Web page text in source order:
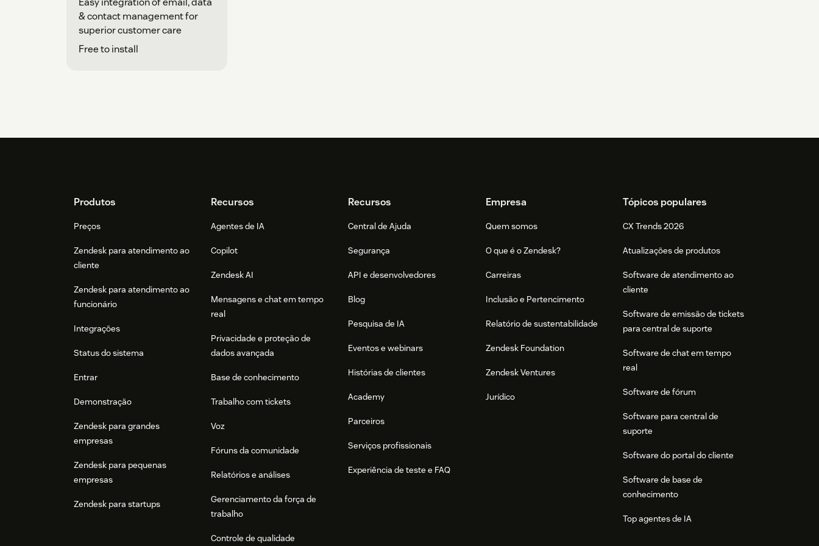
& contact management for
superior customer care
Free to install
FooterProdutos
Preços
Zendesk para atendimento ao
cliente
Zendesk para atendimento ao
funcionário
Integrações
Status do sistema
Entrar
Demonstração
Zendesk para grandes
empresas
Zendesk para pequenas
empresas
Zendesk para startups
Recursos
Agentes de IA
Copilot
Zendesk AI
Mensagens e chat em tempo
real
Privacidade e proteção de
dados avançada
Base de conhecimento
Trabalho com tickets
Voz
Fóruns da comunidade
Relatórios e análises
Gerenciamento da força de
trabalho
Controle de qualidade
Recursos
Central de Ajuda
Segurança
API e desenvolvedores
Blog
Pesquisa de IA
Eventos e webinars
Histórias de clientes
Academy
Parceiros
Serviços profissionais
Experiência de teste e FAQ
Empresa
Quem somos
O que é o Zendesk?
Carreiras
Inclusão e Pertencimento
Relatório de sustentabilidade
Zendesk Foundation
Zendesk Ventures
Jurídico
Tópicos populares
CX Trends 2026
Atualizações de produtos
Software de atendimento ao
cliente
Software de emissão de tickets
para central de suporte
Software de chat em tempo
real
Software de fórum
Software para central de
suporte
Software do portal do cliente
Software de base de
conhecimento
Top agentes de IA